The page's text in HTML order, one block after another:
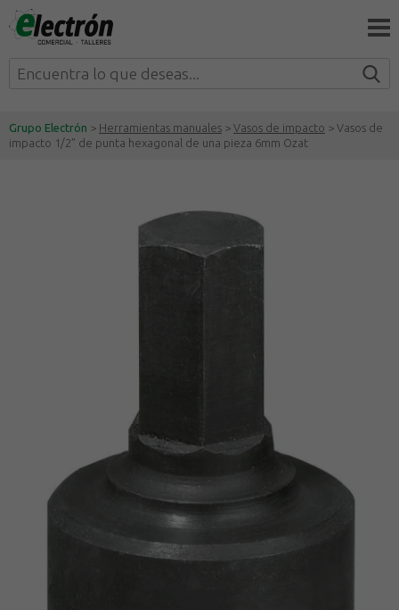
Grupo Electrón > Herramientas manuales > Vasos de impacto > Vasos de
impacto 1/2” de punta hexagonal de una pieza 6mm Ozat